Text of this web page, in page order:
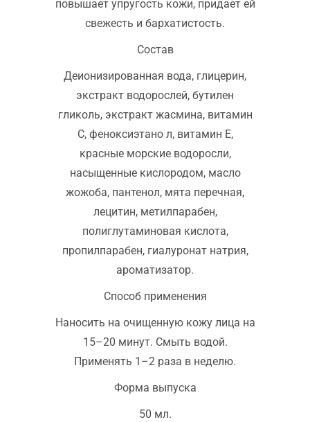
повышает упругость кожи, придает ей
свежесть и бархатистость.
Состав
Деионизированная вода, глицерин,
экстракт водорослей, бутилен
гликоль, экстракт жасмина, витамин
С, феноксиэтано л, витамин Е,
красные морские водоросли,
насыщенные кислородом, масло
жожоба, пантенол, мята перечная,
лецитин, метилпарабен,
полиглутаминовая кислота,
пропилпарабен, гиалуронат натрия,
ароматизатор.
Способ применения
Наносить на очищенную кожу лица на
15–20 минут. Смыть водой.
Применять 1–2 раза в неделю.
Форма выпуска
50 мл.